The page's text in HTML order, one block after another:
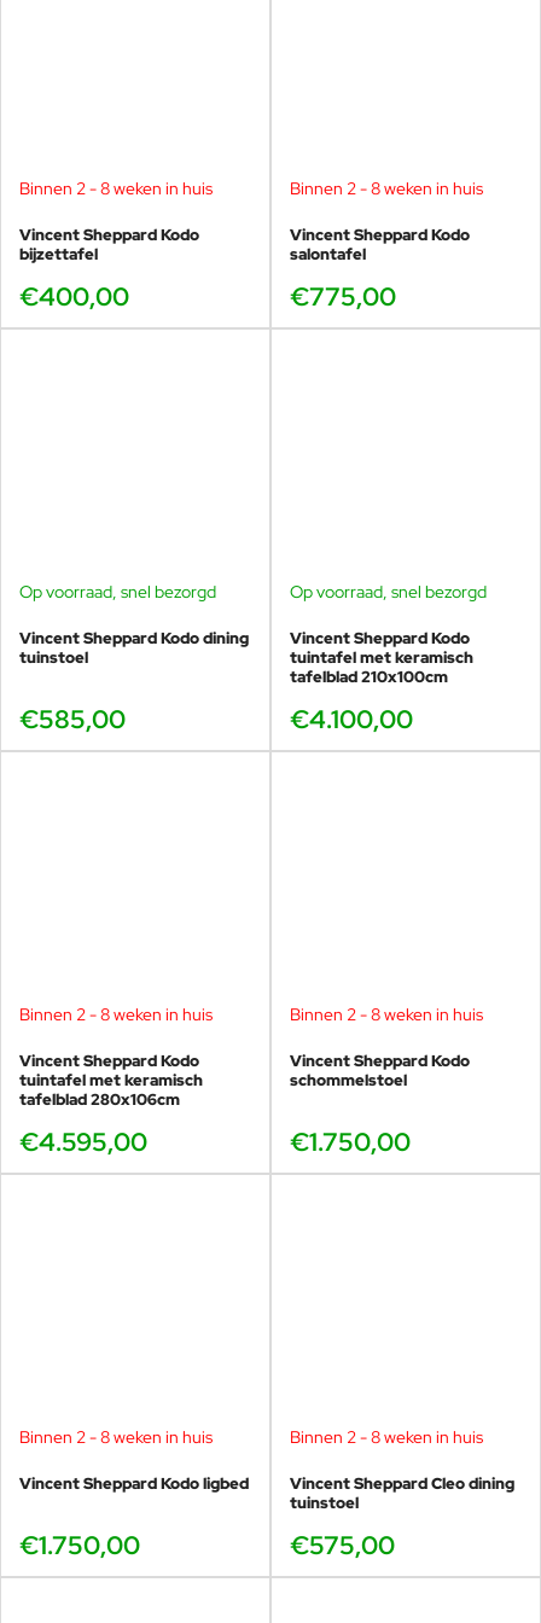
Binnen 2 - 8 weken in huis
Vincent Sheppard Kodo
bijzettafel
€400,00
Binnen 2 - 8 weken in huis
Vincent Sheppard Kodo
salontafel
€775,00
Op voorraad, snel bezorgd
Vincent Sheppard Kodo dining
tuinstoel
€585,00
Op voorraad, snel bezorgd
Vincent Sheppard Kodo
tuintafel met keramisch
tafelblad 210x100cm
€4.100,00
Binnen 2 - 8 weken in huis
Vincent Sheppard Kodo
tuintafel met keramisch
tafelblad 280x106cm
€4.595,00
Binnen 2 - 8 weken in huis
Vincent Sheppard Kodo
schommelstoel
€1.750,00
Binnen 2 - 8 weken in huis
Vincent Sheppard Kodo ligbed
€1.750,00
Binnen 2 - 8 weken in huis
Vincent Sheppard Cleo dining
tuinstoel
€575,00